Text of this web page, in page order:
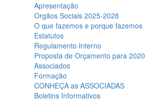
Apresentação
Orgãos Sociais 2025-2028
O que fazemos e porque fazemos
Estatutos
Regulamento Interno
Proposta de Orçamento para 2020
Associados
Formação
CONHEÇA as ASSOCIADAS
Boletins Informativos